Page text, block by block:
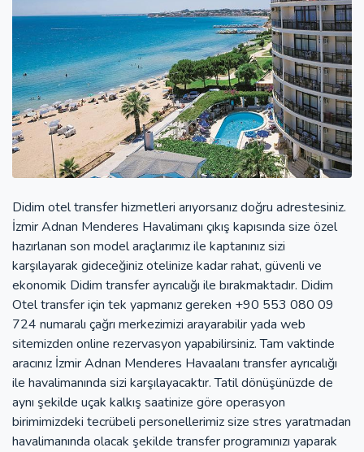
Didim otel transfer hizmetleri arıyorsanız doğru adrestesiniz.
İzmir Adnan Menderes Havalimanı çıkış kapısında size özel
hazırlanan son model araçlarımız ile kaptanınız sizi
karşılayarak gideceğiniz otelinize kadar rahat, güvenli ve
ekonomik Didim transfer ayrıcalığı ile bırakmaktadır. Didim
Otel transfer için tek yapmanız gereken +90 553 080 09
724 numaralı çağrı merkezimizi arayarabilir yada web
sitemizden online rezervasyon yapabilirsiniz. Tam vaktinde
aracınız İzmir Adnan Menderes Havaalanı transfer ayrıcalığı
ile havalimanında sizi karşılayacaktır. Tatil dönüşünüzde de
aynı şekilde uçak kalkış saatinize göre operasyon
birimimizdeki tecrübeli personellerimiz size stres yaratmadan
havalimanında olacak şekilde transfer programınızı yaparak